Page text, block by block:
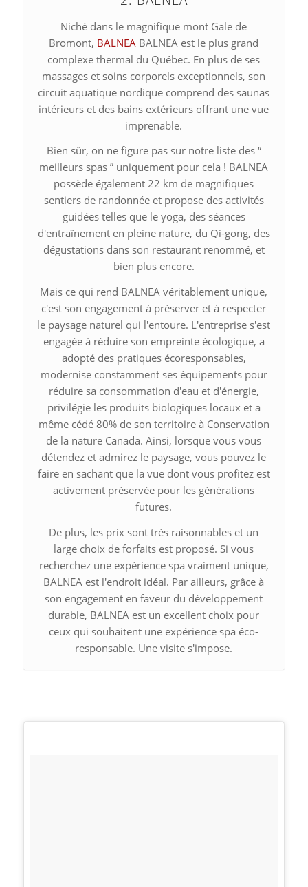
Niché dans le magnifique mont Gale de
Bromont, BALNEA BALNEA est le plus grand
complexe thermal du Québec. En plus de ses
massages et soins corporels exceptionnels, son
circuit aquatique nordique comprend des saunas
intérieurs et des bains extérieurs offrant une vue
imprenable.
Bien sûr, on ne figure pas sur notre liste des “
meilleurs spas ” uniquement pour cela ! BALNEA
possède également 22 km de magnifiques
sentiers de randonnée et propose des activités
guidées telles que le yoga, des séances
d'entraînement en pleine nature, du Qi-gong, des
dégustations dans son restaurant renommé, et
bien plus encore.
Mais ce qui rend BALNEA véritablement unique,
c'est son engagement à préserver et à respecter
le paysage naturel qui l'entoure. L'entreprise s'est
engagée à réduire son empreinte écologique, a
adopté des pratiques écoresponsables,
modernise constamment ses équipements pour
réduire sa consommation d'eau et d'énergie,
privilégie les produits biologiques locaux et a
même cédé 80% de son territoire à Conservation
de la nature Canada. Ainsi, lorsque vous vous
détendez et admirez le paysage, vous pouvez le
faire en sachant que la vue dont vous profitez est
activement préservée pour les générations
futures.
De plus, les prix sont très raisonnables et un
large choix de forfaits est proposé. Si vous
recherchez une expérience spa vraiment unique,
BALNEA est l'endroit idéal. Par ailleurs, grâce à
son engagement en faveur du développement
durable, BALNEA est un excellent choix pour
ceux qui souhaitent une expérience spa éco-
responsable. Une visite s'impose.
Photo de